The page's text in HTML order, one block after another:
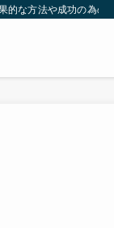
な方法や成功の為